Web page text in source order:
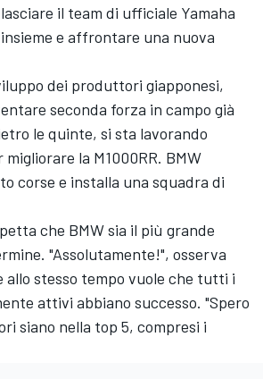
il team di ufficiale Yamaha
e affrontare una nuova
dei produttori giapponesi,
seconda forza in campo già
le quinte, si sta lavorando
la M1000RR. BMW
corse e installa una squadra di
che BMW sia il più grande
"Assolutamente!", osserva
allo stesso tempo vuole che tutti i
attivi abbiano successo. "Spero
siano nella top 5, compresi i